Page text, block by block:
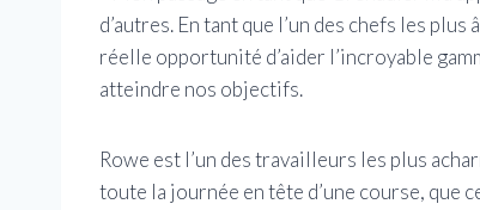
d’autres. En tant que l’un des chefs les
réelle opportunité d’aider l’incroyable
atteindre nos objectifs.
Rowe est l’un des travailleurs les plus
toute la journée en tête d’une course, que